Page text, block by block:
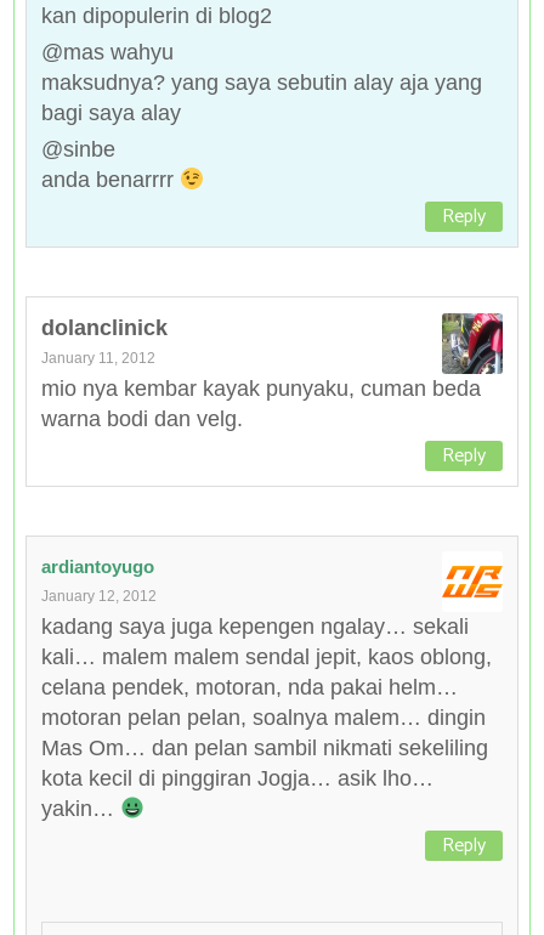
kan dipopulerin di blog2
@mas wahyu
maksudnya? yang saya sebutin alay aja yang
bagi saya alay
@sinbe
anda benarrrr
Reply
dolanclinick
January 11, 2012
mio nya kembar kayak punyaku, cuman beda
warna bodi dan velg.
Reply
ardiantoyugo
January 12, 2012
kadang saya juga kepengen ngalay… sekali
kali… malem malem sendal jepit, kaos oblong,
celana pendek, motoran, nda pakai helm…
motoran pelan pelan, soalnya malem… dingin
Mas Om… dan pelan sambil nikmati sekeliling
kota kecil di pinggiran Jogja… asik lho…
yakin…
Reply